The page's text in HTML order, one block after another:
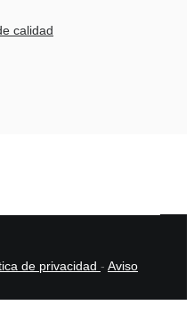
calidad
de privacidad - Aviso